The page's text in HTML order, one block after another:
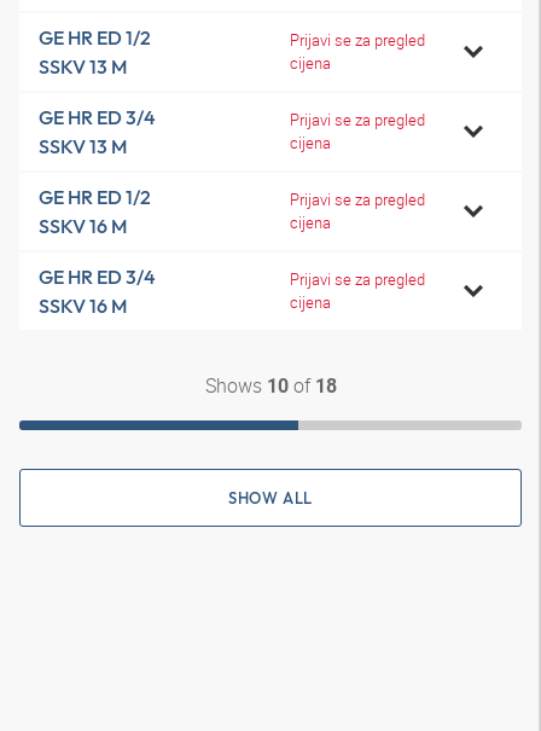
GE HR ED 1/2
SSKV 13 M
Prijavi se za pregled
cijena
GE HR ED 3/4
SSKV 13 M
Prijavi se za pregled
cijena
GE HR ED 1/2
SSKV 16 M
Prijavi se za pregled
cijena
GE HR ED 3/4
SSKV 16 M
Prijavi se za pregled
cijena
Shows 10of 18
SHOW ALL